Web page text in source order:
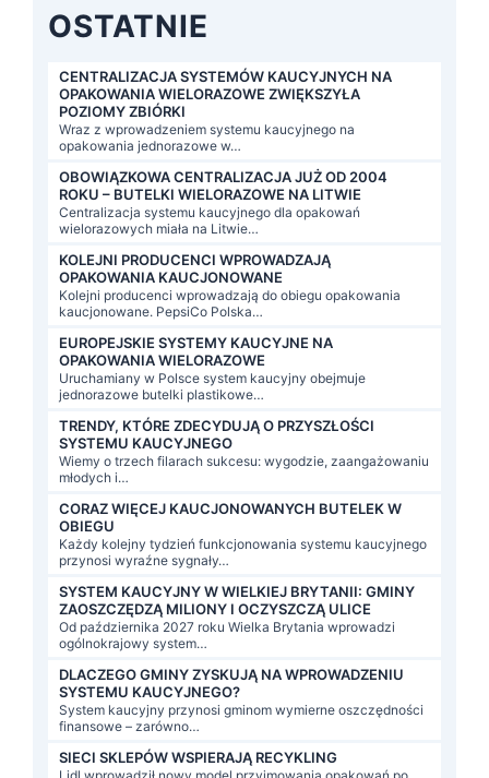
OSTATNIE
CENTRALIZACJA SYSTEMÓW KAUCYJNYCH NA
OPAKOWANIA WIELORAZOWE ZWIĘKSZYŁA
POZIOMY ZBIÓRKI
Wraz z wprowadzeniem systemu kaucyjnego na
opakowania jednorazowe w…
OBOWIĄZKOWA CENTRALIZACJA JUŻ OD 2004
ROKU – BUTELKI WIELORAZOWE NA LITWIE
Centralizacja systemu kaucyjnego dla opakowań
wielorazowych miała na Litwie…
KOLEJNI PRODUCENCI WPROWADZAJĄ
OPAKOWANIA KAUCJONOWANE
Kolejni producenci wprowadzają do obiegu opakowania
kaucjonowane. PepsiCo Polska…
EUROPEJSKIE SYSTEMY KAUCYJNE NA
OPAKOWANIA WIELORAZOWE
Uruchamiany w Polsce system kaucyjny obejmuje
jednorazowe butelki plastikowe…
TRENDY, KTÓRE ZDECYDUJĄ O PRZYSZŁOŚCI
SYSTEMU KAUCYJNEGO
Wiemy o trzech filarach sukcesu: wygodzie, zaangażowaniu
młodych i…
CORAZ WIĘCEJ KAUCJONOWANYCH BUTELEK W
OBIEGU
Każdy kolejny tydzień funkcjonowania systemu kaucyjnego
przynosi wyraźne sygnały…
SYSTEM KAUCYJNY W WIELKIEJ BRYTANII: GMINY
ZAOSZCZĘDZĄ MILIONY I OCZYSZCZĄ ULICE
Od października 2027 roku Wielka Brytania wprowadzi
ogólnokrajowy system…
DLACZEGO GMINY ZYSKUJĄ NA WPROWADZENIU
SYSTEMU KAUCYJNEGO?
System kaucyjny przynosi gminom wymierne oszczędności
finansowe – zarówno…
SIECI SKLEPÓW WSPIERAJĄ RECYKLING